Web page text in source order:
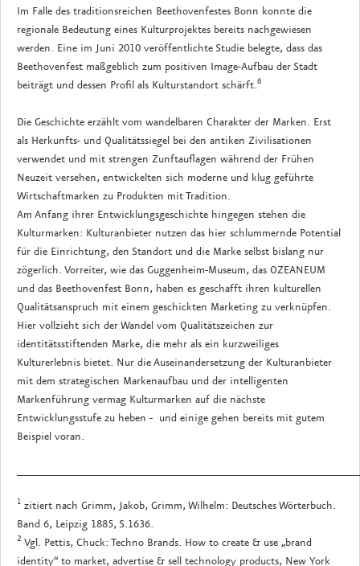
Im Falle des traditionsreichen Beethovenfestes Bonn konnte die
regionale Bedeutung eines Kulturprojektes bereits nachgewiesen
werden. Eine im Juni 2010 veröffentlichte Studie belegte, dass das
Beethovenfest maßgeblich zum positiven Image-Aufbau der Stadt
beiträgt und dessen Profil als Kulturstandort schärft.6
Die Geschichte erzählt vom wandelbaren Charakter der Marken. Erst
als Herkunfts- und Qualitätssiegel bei den antiken Zivilisationen
verwendet und mit strengen Zunftauflagen während der Frühen
Neuzeit versehen, entwickelten sich moderne und klug geführte
Wirtschaftmarken zu Produkten mit Tradition.
Am Anfang ihrer Entwicklungsgeschichte hingegen stehen die
Kulturmarken: Kulturanbieter nutzen das hier schlummernde Potential
für die Einrichtung, den Standort und die Marke selbst bislang nur
zögerlich. Vorreiter, wie das Guggenheim-Museum, das OZEANEUM
und das Beethovenfest Bonn, haben es geschafft ihren kulturellen
Qualitätsanspruch mit einem geschickten Marketing zu verknüpfen.
Hier vollzieht sich der Wandel vom Qualitätszeichen zur
identitätsstiftenden Marke, die mehr als ein kurzweiliges
Kulturerlebnis bietet. Nur die Auseinandersetzung der Kulturanbieter
mit dem strategischen Markenaufbau und der intelligenten
Markenführung vermag Kulturmarken auf die nächste
Entwicklungsstufe zu heben - und einige gehen bereits mit gutem
Beispiel voran.
1 zitiert nach Grimm, Jakob, Grimm, Wilhelm: Deutsches Wörterbuch.
Band 6, Leipzig 1885, S.1636.
2 Vgl. Pettis, Chuck: Techno Brands. How to create & use „brand
identity“ to market, advertise & sell technology products, New York